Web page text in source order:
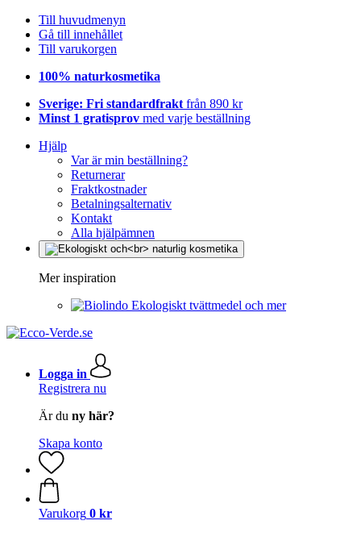
Till huvudmenyn
Gå till innehållet
Till varukorgen
100% naturkosmetika
Sverige: Fri standardfrakt från 890 kr
Minst 1 gratisprov med varje beställning
Hjälp
Var är min beställning?
Returnerar
Fraktkostnader
Betalningsalternativ
Kontakt
Alla hjälpämnen
Mer inspiration
Ekologiskt tvättmedel och mer
Logga in
Registrera nu
Är du ny här?
Skapa konto
Varukorg 0 kr